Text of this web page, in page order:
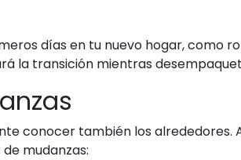
días en tu nuevo hogar, como
la transición mientras
conocer también los alrededores.
mudanzas: